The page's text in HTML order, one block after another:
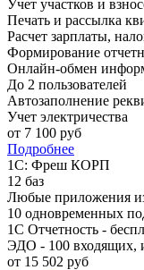
Учет участков и
Печать и рассылка
Расчет зарплаты,
Формирование
Онлайн-обмен
До 2 пользователей
Автозаполнение
Учет электричества
от 7 100 руб
Подробнее
1С: Фреш КОРП
12 баз
Любые приложения
10 одновременных
1С Отчетность -
ЭДО - 100 входящих,
от 15 502 руб